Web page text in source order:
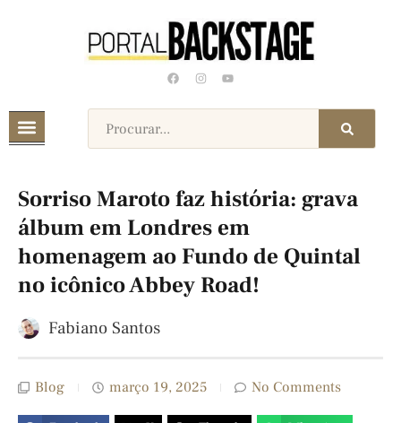
Sorriso Maroto faz história: grava
álbum em Londres em
homenagem ao Fundo de Quintal
no icônico Abbey Road!
Fabiano Santos
Blog março 19, 2025 No Comments